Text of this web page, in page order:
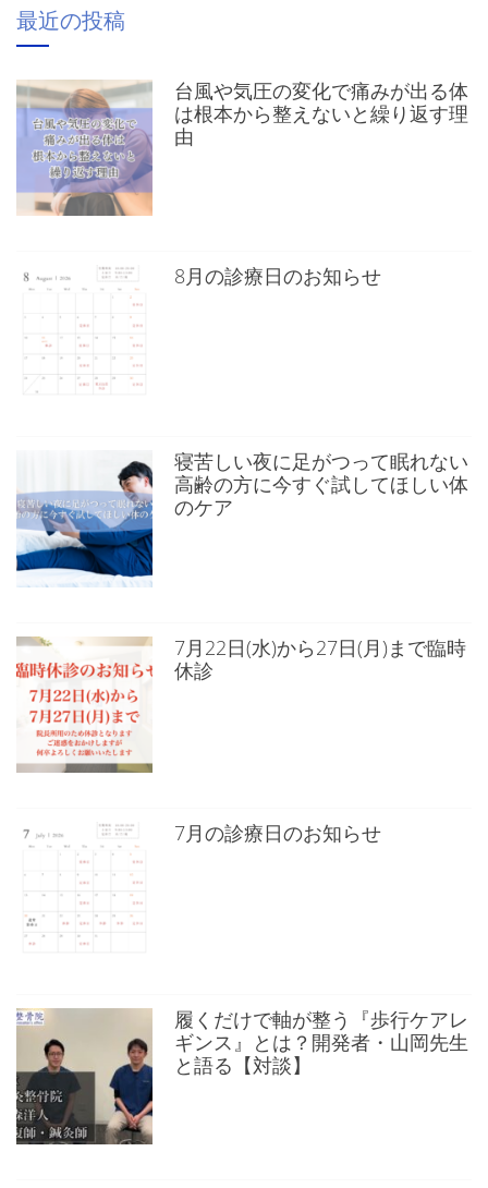
最近の投稿
台風や気圧の変化で痛みが出る体
は根本から整えないと繰り返す理
由
8月の診療日のお知らせ
寝苦しい夜に足がつって眠れない
高齢の方に今すぐ試してほしい体
のケア
7月22日(水)から27日(月)まで臨時
休診
7月の診療日のお知らせ
履くだけで軸が整う『歩行ケアレ
ギンス』とは？開発者・山岡先生
と語る【対談】